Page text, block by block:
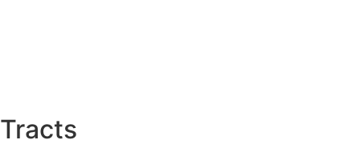
Tracts